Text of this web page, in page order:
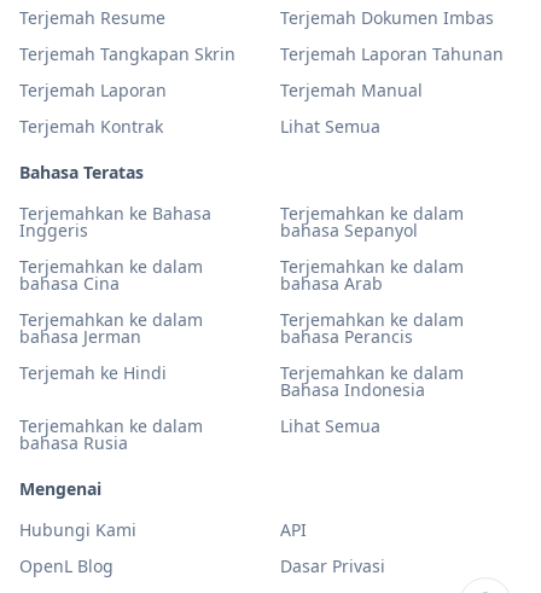
Terjemah Resume
Terjemah Dokumen Imbas
Terjemah Tangkapan Skrin
Terjemah Laporan Tahunan
Terjemah Laporan
Terjemah Manual
Terjemah Kontrak
Lihat Semua
Bahasa Teratas
Terjemahkan ke Bahasa
Inggeris
Terjemahkan ke dalam
bahasa Sepanyol
Terjemahkan ke dalam
bahasa Cina
Terjemahkan ke dalam
bahasa Arab
Terjemahkan ke dalam
bahasa Jerman
Terjemahkan ke dalam
bahasa Perancis
Terjemah ke Hindi
Terjemahkan ke dalam
Bahasa Indonesia
Terjemahkan ke dalam
bahasa Rusia
Lihat Semua
Mengenai
Hubungi Kami
API
OpenL Blog
Dasar Privasi